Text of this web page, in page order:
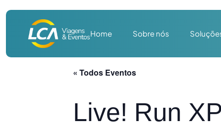
Home Sobre nós
« Todos Eventos
Live! Run